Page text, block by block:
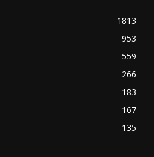
1813
953
559
266
183
167
135